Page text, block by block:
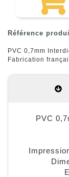
Référence
PVC 0,7mm
Fabrication
PVC